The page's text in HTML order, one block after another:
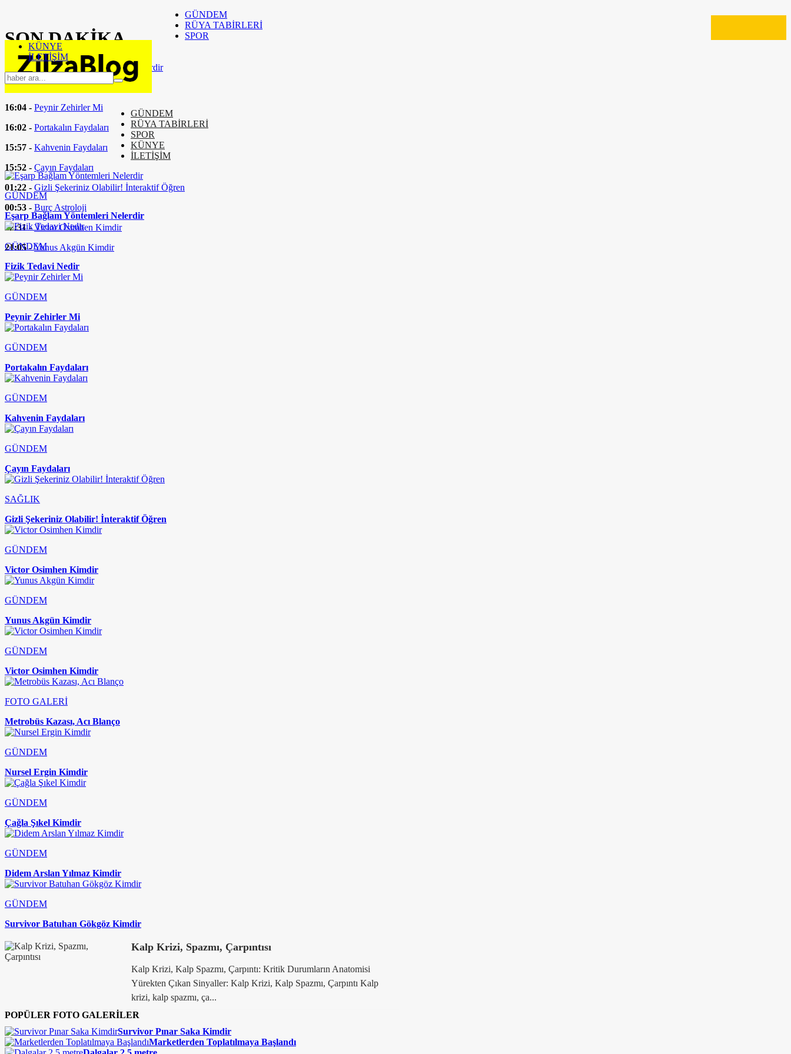
SON DAKİKA
16:37 -
Eşarp Bağlam Yöntemleri Nelerdir
16:24 -Fizik Tedavi Nedir
16:04 - Peynir Zehirler Mi
16:02 - Portakalın Faydaları
15:57 - Kahvenin Faydaları
15:52 - Çayın Faydaları
01:22 - Gizli Şekeriniz Olabilir! İnteraktif Öğren
00:53 - Burç Astroloji
22:31 -Victor Osimhen Kimdir
21:05 -Yunus Akgün Kimdir
GÜNDEM
RÜYA TABİRLERİ
SPOR
KÜNYE
İLETİŞİM
GÜNDEM
RÜYA TABİRLERİ
SPOR
KÜNYE
İLETİŞİM
GÜNDEM
Eşarp Bağlam Yöntemleri Nelerdir
GÜNDEM
Fizik Tedavi Nedir
GÜNDEM
Peynir Zehirler Mi
GÜNDEM
Portakalın Faydaları
GÜNDEM
Kahvenin Faydaları
GÜNDEM
Çayın Faydaları
SAĞLIK
Gizli Şekeriniz Olabilir! İnteraktif Öğren
GÜNDEM
Victor Osimhen Kimdir
GÜNDEM
Yunus Akgün Kimdir
GÜNDEM
Victor Osimhen Kimdir
FOTO GALERİ
Metrobüs Kazası, Acı Blanço
GÜNDEM
Nursel Ergin Kimdir
GÜNDEM
Çağla Şıkel Kimdir
GÜNDEM
Didem Arslan Yılmaz Kimdir
GÜNDEM
Survivor Batuhan Gökgöz Kimdir
Kalp Krizi, Spazmı, Çarpıntısı
Kalp Krizi, Kalp Spazmı, Çarpıntı: Kritik Durumların Anatomisi
Yürekten Çıkan Sinyaller: Kalp Krizi, Kalp Spazmı, Çarpıntı Kalp
krizi, kalp spazmı, ça...
POPÜLER FOTO GALERİLER
Survivor Pınar Saka Kimdir
Marketlerden Toplatılmaya Başlandı